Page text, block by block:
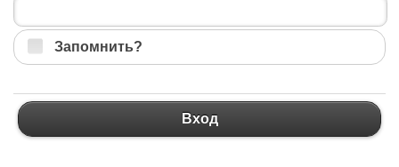
Запомнить?
Вход